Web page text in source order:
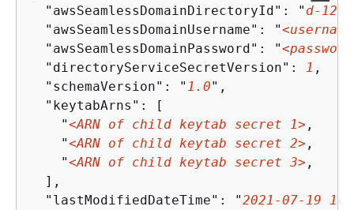
  "awsSeamlessDomainDirectoryId": "
d-
  "awsSeamlessDomainUsername": "
  "awsSeamlessDomainPassword": "
  "directoryServiceSecretVersion":
1 ,
  "schemaVersion": "
1.0",
  "keytabArns": [
    "
<ARN of child keytab secret 1> ,
    "
<ARN of child keytab secret 2> ,
    "
<ARN of child keytab secret 3> ,
  ],
  "lastModifiedDateTime": "
2021-07-19